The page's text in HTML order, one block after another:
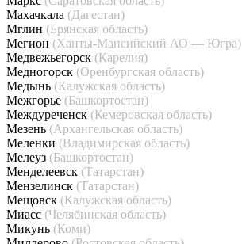
Махачкала (Дагестан)
Мглин (Брянская область)
Мегион (Ханты-Мансийский АО — Югра)
Медвежьегорск (Карелия)
Медногорск (Оренбургская область)
Медынь (Калужская область)
Межгорье (Башкортостан)
Междуреченск (Кемеровская область)
Мезень (Архангельская область)
Меленки (Владимирская область)
Мелеуз (Башкортостан)
Менделеевск (Татарстан)
Мензелинск (Татарстан)
Мещовск (Калужская область)
Миасс (Челябинская область)
Микунь (Коми)